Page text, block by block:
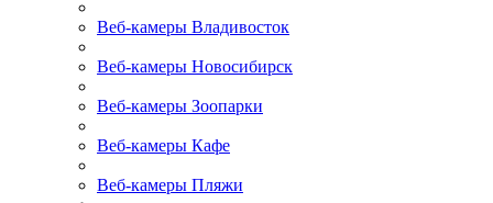
Веб-камеры Владивосток
Веб-камеры Новосибирск
Веб-камеры Зоопарки
Веб-камеры Кафе
Веб-камеры Пляжи